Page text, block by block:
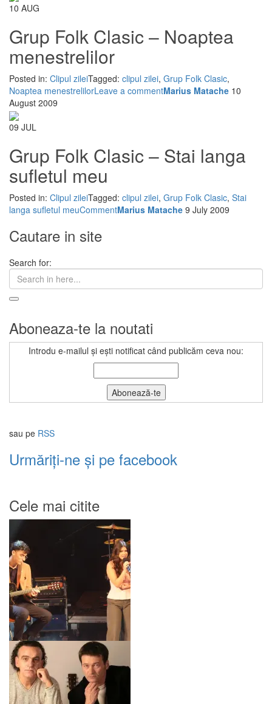
10 AUG
Grup Folk Clasic – Noaptea
menestrelilor
Posted in: Clipul zileiTagged: clipul zilei, Grup Folk Clasic,
Noaptea menestrelilorLeave a commentMarius Matache 10
August 2009
09 JUL
Grup Folk Clasic – Stai langa
sufletul meu
Posted in: Clipul zileiTagged: clipul zilei, Grup Folk Clasic, Stai
langa sufletul meuCommentMarius Matache 9 July 2009
Cautare in site
Search for:
Aboneaza-te la noutati
Introdu e-mailul și ești notificat când publicăm ceva nou:
sau pe RSS
Urmăriți-ne și pe facebook
Cele mai citite